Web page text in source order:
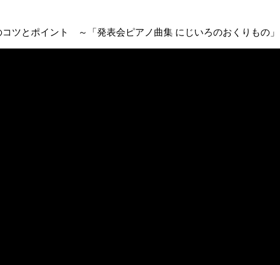
ツとポイント ～「発表会ピアノ曲集 にじいろのおくりもの